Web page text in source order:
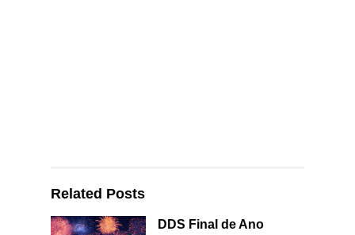
Related Posts
DDS Final de Ano